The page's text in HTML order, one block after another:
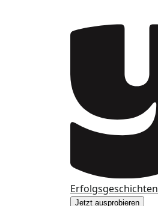
Erfolgsgeschichten
Jetzt ausprobieren